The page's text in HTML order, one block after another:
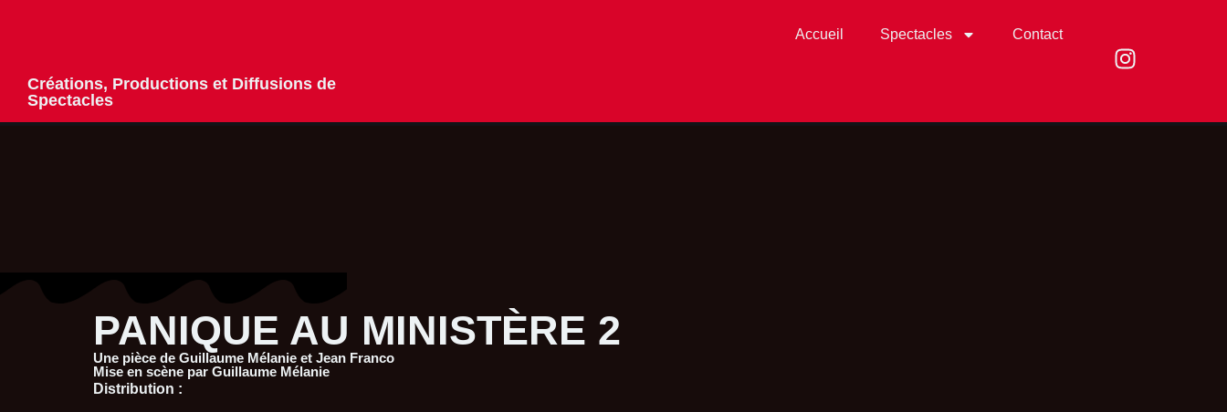
Créations, Productions et Diffusions de
Spectacles
Accueil Spectacles Contact
PANIQUE AU MINISTÈRE 2
Une pièce de Guillaume Mélanie et Jean Franco
Mise en scène par Guillaume Mélanie
Distribution :